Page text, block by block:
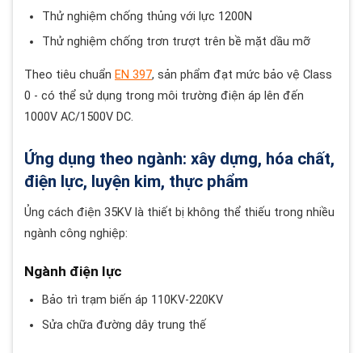
Thử nghiệm chống thủng với lực 1200N
Thử nghiệm chống trơn trượt trên bề mặt dầu mỡ
Theo tiêu chuẩn EN 397, sản phẩm đạt mức bảo vệ Class
0 - có thể sử dụng trong môi trường điện áp lên đến
1000V AC/1500V DC.
Ứng dụng theo ngành: xây dựng, hóa chất,
điện lực, luyện kim, thực phẩm
Ủng cách điện 35KV là thiết bị không thể thiếu trong nhiều
ngành công nghiệp:
Ngành điện lực
Bảo trì trạm biến áp 110KV-220KV
Sửa chữa đường dây trung thế